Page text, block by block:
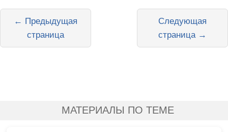
Следующая
страница →
← Предыдущая
страница
МАТЕРИАЛЫ ПО ТЕМЕ